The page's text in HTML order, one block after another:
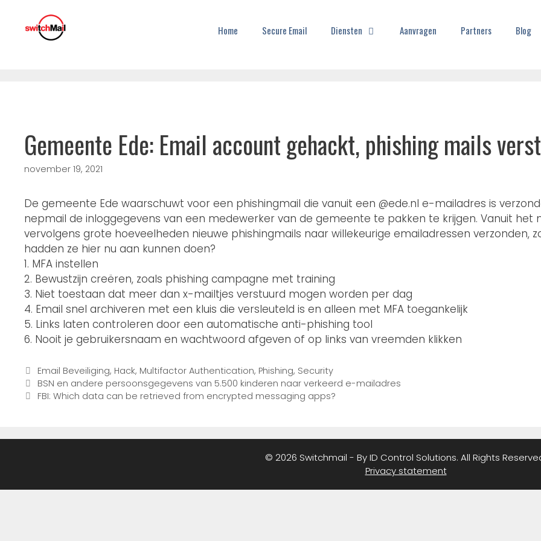
Home Secure Email Diensten Aanvragen Partners Blog
Gemeente Ede: Email account gehackt, phishing mails
november 19, 2021
De gemeente Ede waarschuwt voor een phishingmail die vanuit een @ede.nl e-mailadres is
nepmail de inloggegevens van een medewerker van de gemeente te pakken te krijgen. Vanuit het
vervolgens grote hoeveelheden nieuwe phishingmails naar willekeurige emailadressen verzonden,
hadden ze hier nu aan kunnen doen?
1. MFA instellen
2. Bewustzijn creëren, zoals phishing campagne met training
3. Niet toestaan dat meer dan x-mailtjes verstuurd mogen worden per dag
4. Email snel archiveren met een kluis die versleuteld is en alleen met MFA toegankelijk
5. Links laten controleren door een automatische anti-phishing tool
6. Nooit je gebruikersnaam en wachtwoord afgeven of op links van vreemden klikken
Email Beveiliging, Hack, Multifactor Authentication, Phishing, Security
BSN en andere persoonsgegevens van 5.500 kinderen naar verkeerd e-mailadres
FBI: Which data can be retrieved from encrypted messaging apps?
© 2026 Switchmail - By ID Control Solutions. All Rights
Privacy statement